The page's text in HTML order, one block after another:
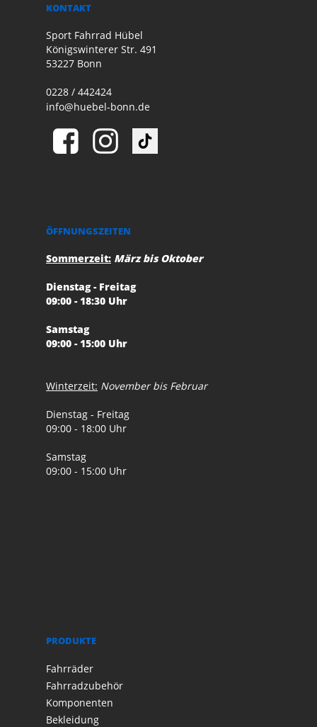
KONTAKT
Sport Fahrrad Hübel
Königswinterer Str. 491
53227 Bonn
0228 / 442424
info@huebel-bonn.de
ÖFFNUNGSZEITEN
Sommerzeit: März bis Oktober
Dienstag - Freitag
09:00 - 18:30 Uhr
Samstag
09:00 - 15:00 Uhr
Winterzeit: November bis Februar
Dienstag - Freitag
09:00 - 18:00 Uhr
Samstag
09:00 - 15:00 Uhr
PRODUKTE
Fahrräder
Fahrradzubehör
Komponenten
Bekleidung